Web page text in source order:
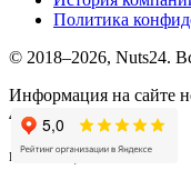
Политика
© 2018–2026, Nuts24.
Информация на сайте
437.2 ГК РФ).
мы в соцсетях